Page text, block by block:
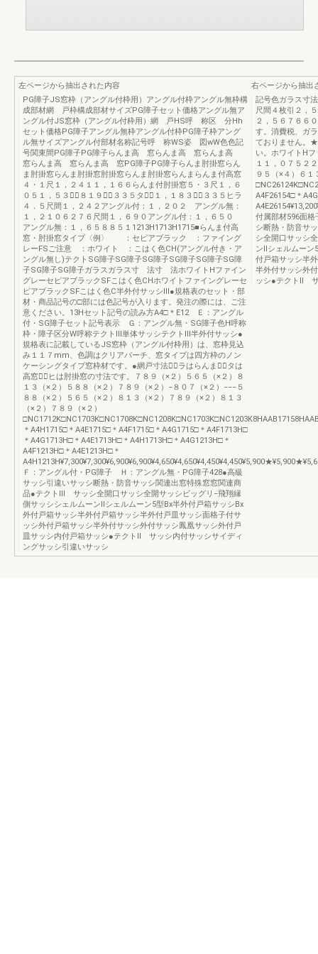
左ページから抽出された内容
PG障子JS窓枠（アングル付枠用）アングル付枠アングル無枠構
成部材網 戸枠構成部材サイズPG障子セット価格アングル無ア
ングル付JS窓枠（アングル付枠用）網 戸HS呼 称区 分Hh
セット価格PG障子アングル無枠アングル付枠PG障子枠アング
ル無サイズアングル付部材名称記号呼 称WS姿 図wW色色記
号関東間PG障子PG障子らんま高 窓らんま高 窓らんま高
窓らんま高 窓らんま高 窓PG障子PG障子らんま肘掛窓らん
ま肘掛窓らんま肘掛窓肘掛窓らんま肘掛窓らんまらんま付高窓
４・１尺１，２４１１，１６６らんま付肘掛窓５・３尺１，６
０５１，５３０⃝８１９・⃝３３５タラ⃝１，１８３・⃝３３５ヒラ
４．５尺間１，２４２アングル付：１，２０２ アングル無：
１，２１０６２７６尺間１，６９０アングル付：１，６５０
アングル無：１，６５８８５１1213H1713H1715■らんま付高
窓・肘掛窓タイプ〈例〉 ：セピアブラック ：ファイング
レーFSご注意 ：ホワイト ：こはく色CH(アングル付き・ア
ングル無し)テクトSG障子SG障子SG障子SG障子SG障子SG障
子SG障子SG障子ガラスガラス寸 法寸 法ホワイトHファイン
グレーセピアブラックSFこはく色CHホワイトファイングレーセ
ピアブラックSFこはく色C半外付サッシⅢ●規格表のセット・部
材・商品記号の□部には色記号が入ります。発注の際には、ご注
意ください。13Hセット記号の読み方A4□＊E12 Ｅ：アングル
付・SG障子セット記号表示 Ｇ：アングル無・SG障子色H呼称
枠・障子区分W呼称テクトⅢ単体サッシテクトⅢ半外付サッシ●
規格表に記載しているJS窓枠（アングル付枠用）は、窓枠見込
み１１７mm、色調はクリアバーチ、窓タイプは四方枠のノン
ケーシングタイプ窓枠材です。●網戸寸法の⃝ラはらんま、⃝タは
高窓、⃝ヒは肘掛窓の寸法です。７８９（×２）５６５（×２）８
１３（×２）５８８（×２）７８９（×２）−８０７（×２）−−−５
８８（×２）５６５（×２）８１３（×２）７８９（×２）８１３
（×２）７８９（×２）
＊A4H1715□＊A4E1715□＊A4F1715□＊A4G1715□＊A4F1713H□
＊A4G1713H□＊A4E1713H□＊A4H1713H□＊A4G1213H□＊
A4F1213H□＊A4E1213H□＊
Ｆ：アングル付・PG障子 Ｈ：アングル無・PG障子428●高級
サッシ引違いサッシ断熱・防音サッシ関連出窓特殊窓窓関連商
品●テクトⅢ サッシ全開口サッシ全開サッシビッグリ−飛翔縁
側サッシシェルムーンⅡシェルムーン5型Bx半外付戸箱サッシBx
外付戸箱サッシ半外付戸箱サッシ半外付戸皿サッシ面格子付サ
ッシ外付戸箱サッシ半外付サッシ外付サッシ鳳凰サッシ外付戸
皿サッシ内付戸箱サッシ●テクトⅡ サッシ内付サッシサイディ
ングサッシ引違いサッシ
右ページから抽出
記号色ガラス寸
尺間４枚引２，
２，５６７６６
す。消費税、ガ
ておりません。
い。ホワイトH
１１，０７５２
９５（×４）６
A4F26154□＊
付属部材596面格
シ断熱・防音サ
シ全開口サッシ
ンⅡシェルムーン
付戸箱サッシ半
半外付サッシ外
ッシ●テクトⅡ